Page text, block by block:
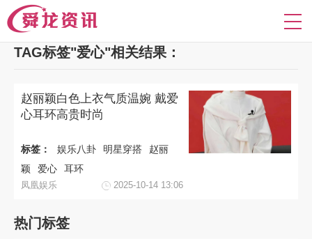
TAG标签"爱心"相关结果：
赵丽颖白色上衣气质温婉 戴爱
心耳环高贵时尚
标签： 娱乐八卦 明星穿搭
赵丽
颖
爱心 耳环
凤凰娱乐 2025-10-14 13:06
热门标签